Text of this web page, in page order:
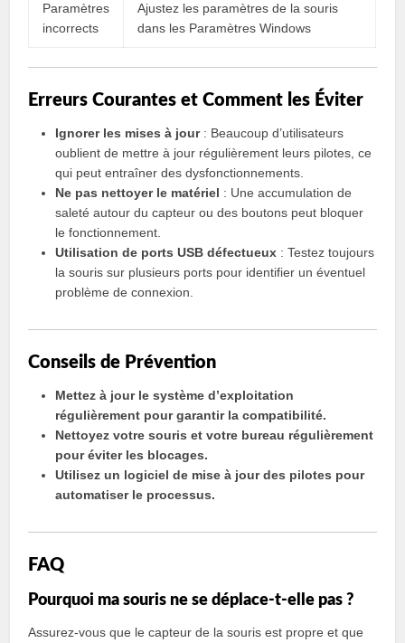
Paramètres
incorrects
Ajustez les paramètres de la souris
dans les Paramètres Windows
Erreurs Courantes et Comment les Éviter
Ignorer les mises à jour: Beaucoup d’utilisateurs
oublient de mettre à jour régulièrement leurs pilotes, ce
qui peut entraîner des dysfonctionnements.
Ne pas nettoyer le matériel : Une accumulation de
saleté autour du capteur ou des boutons peut bloquer
le fonctionnement.
Utilisation de ports USB défectueux : Testez toujours
la souris sur plusieurs ports pour identifier un éventuel
problème de connexion.
Conseils de Prévention
Mettez à jour le système d’exploitation
régulièrement pour garantir la compatibilité.
Nettoyez votre souris et votre bureau régulièrement
pour éviter les blocages.
Utilisez un logiciel de mise à jour des pilotes pour
automatiser le processus.
FAQ
Pourquoi ma souris ne se déplace-t-elle pas ?
Assurez-vous que le capteur de la souris est propre et que